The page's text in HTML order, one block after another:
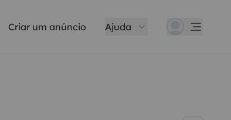
Criar um anúncio Ajuda